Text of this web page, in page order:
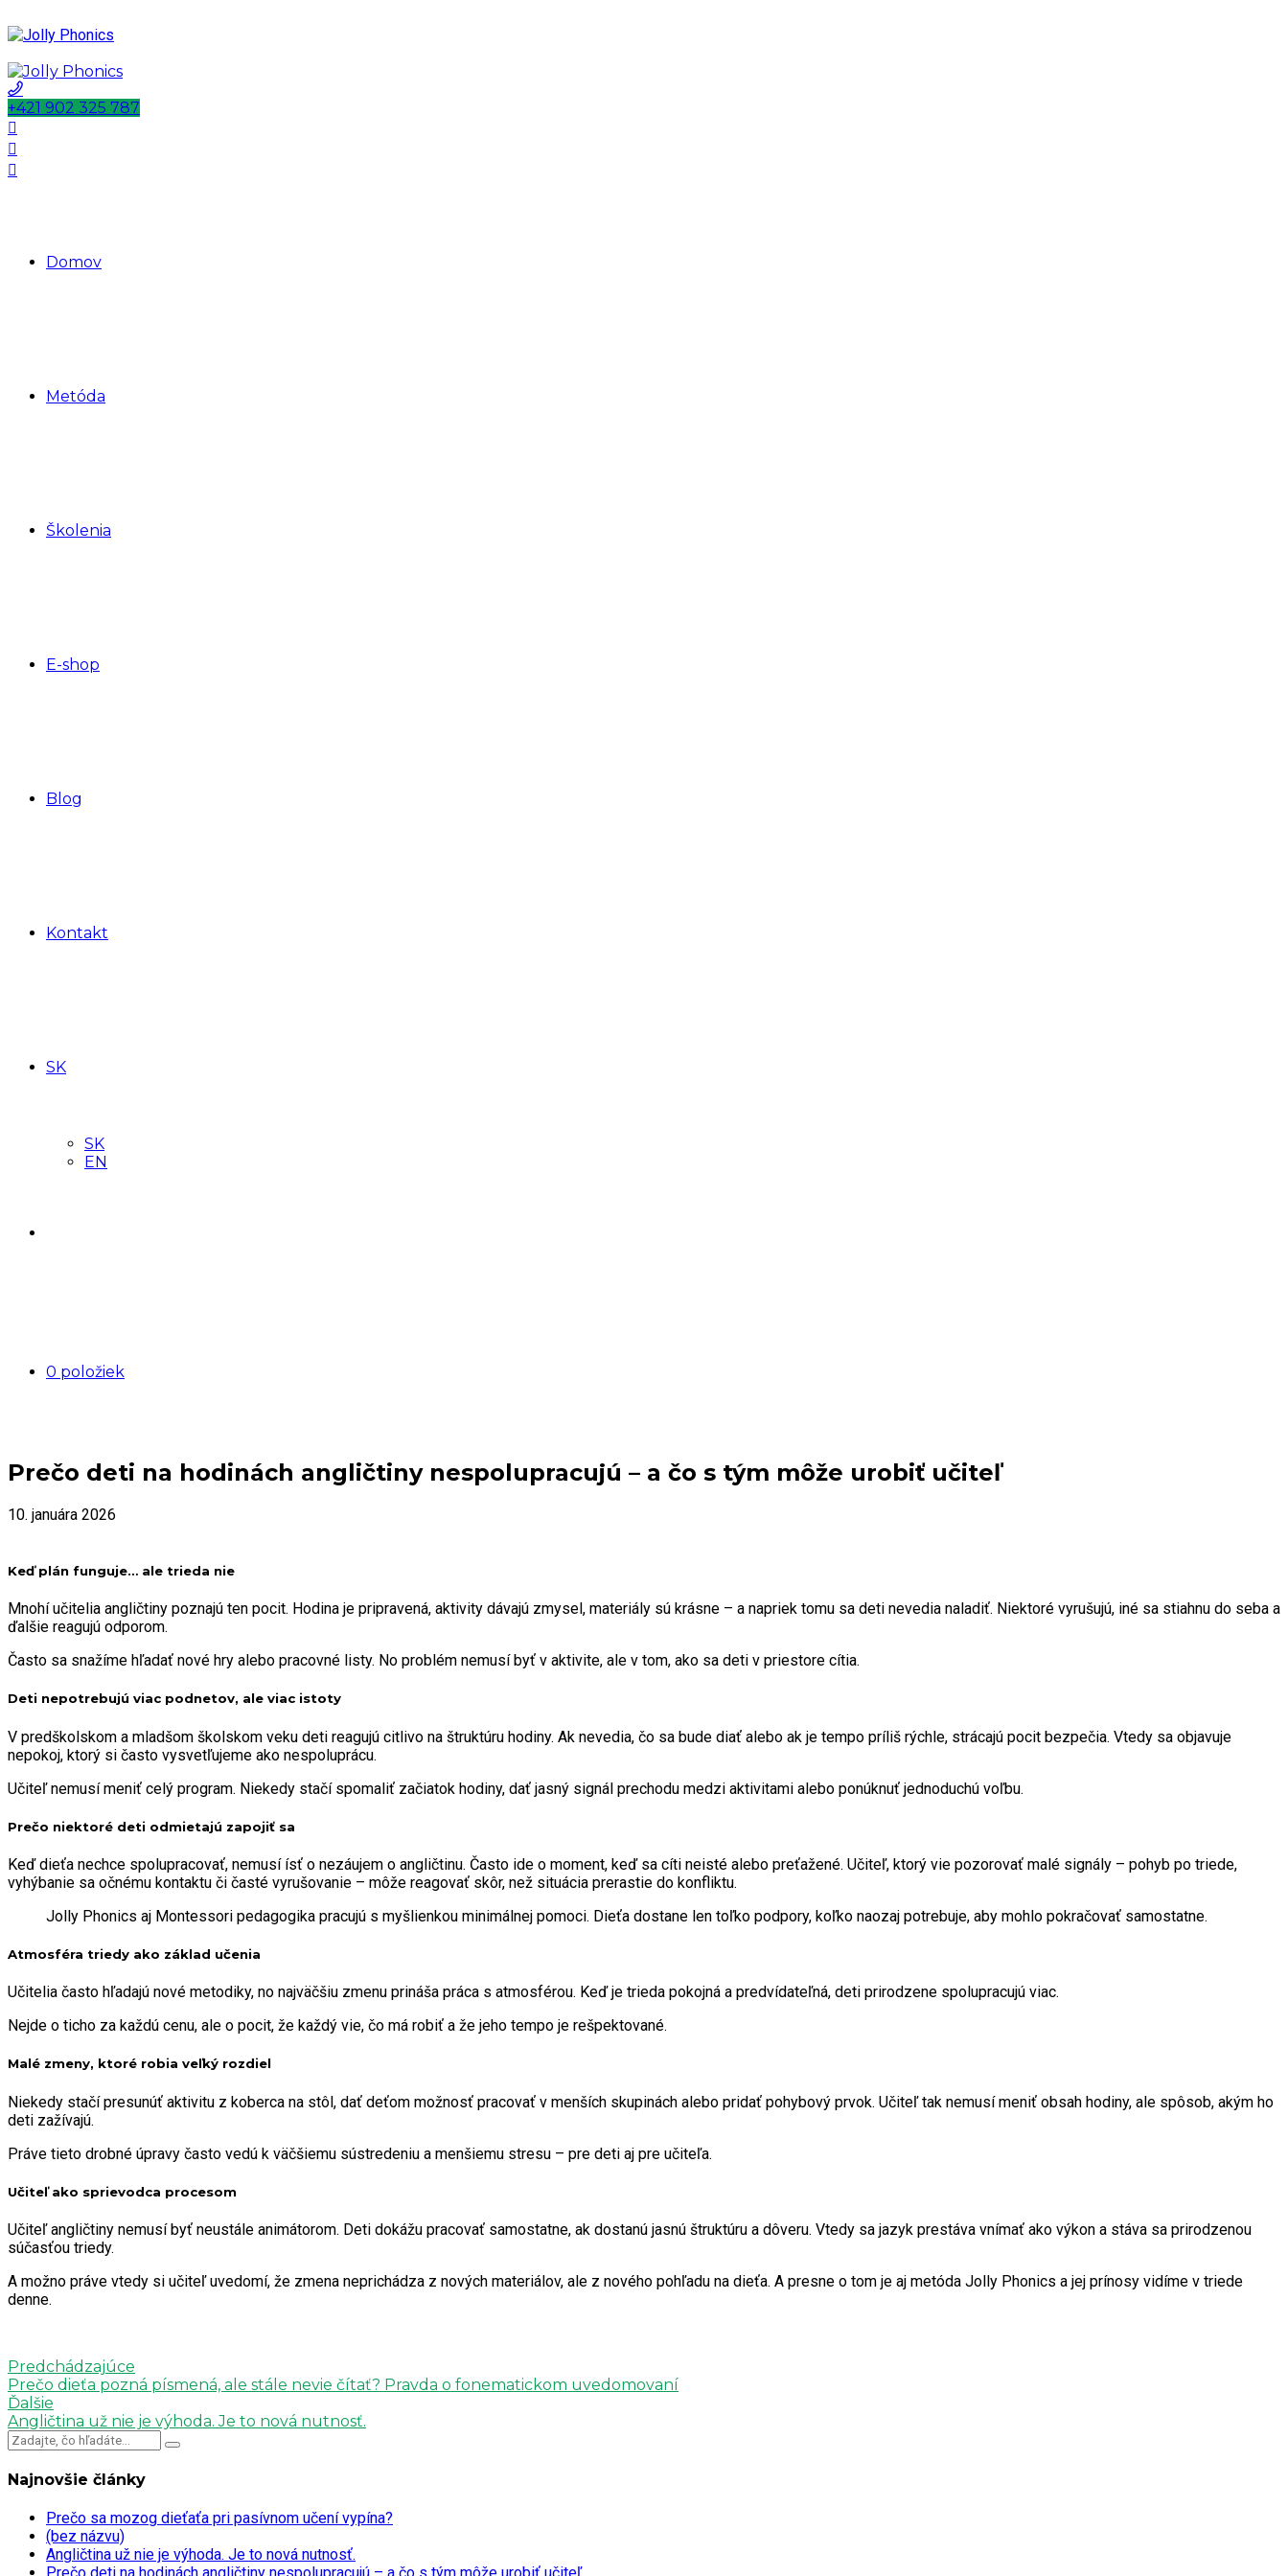
+421 902 325 787
Domov
Metóda
Školenia
E-shop
Blog
Kontakt
SK
SK
EN
0 položiek
Prečo deti na hodinách angličtiny nespolupracujú – a čo s tým môže urobiť učiteľ
10. januára 2026
Keď plán funguje… ale trieda nie
Mnohí učitelia angličtiny poznajú ten pocit. Hodina je pripravená, aktivity dávajú zmysel, materiály sú krásne – a napriek tomu sa deti nevedia naladiť. Niektoré vyrušujú, iné sa stiahnu do seba a
ďalšie reagujú odporom.
Často sa snažíme hľadať nové hry alebo pracovné listy. No problém nemusí byť v aktivite, ale v tom, ako sa deti v priestore cítia.
Deti nepotrebujú viac podnetov, ale viac istoty
V predškolskom a mladšom školskom veku deti reagujú citlivo na štruktúru hodiny. Ak nevedia, čo sa bude diať alebo ak je tempo príliš rýchle, strácajú pocit bezpečia. Vtedy sa objavuje
nepokoj, ktorý si často vysvetľujeme ako nespoluprácu.
Učiteľ nemusí meniť celý program. Niekedy stačí spomaliť začiatok hodiny, dať jasný signál prechodu medzi aktivitami alebo ponúknuť jednoduchú voľbu.
Prečo niektoré deti odmietajú zapojiť sa
Keď dieťa nechce spolupracovať, nemusí ísť o nezáujem o angličtinu. Často ide o moment, keď sa cíti neisté alebo preťažené. Učiteľ, ktorý vie pozorovať malé signály – pohyb po triede,
vyhýbanie sa očnému kontaktu či časté vyrušovanie – môže reagovať skôr, než situácia prerastie do konfliktu.
Jolly Phonics aj Montessori pedagogika pracujú s myšlienkou minimálnej pomoci. Dieťa dostane len toľko podpory, koľko naozaj potrebuje, aby mohlo pokračovať samostatne.
Atmosféra triedy ako základ učenia
Učitelia často hľadajú nové metodiky, no najväčšiu zmenu prináša práca s atmosférou. Keď je trieda pokojná a predvídateľná, deti prirodzene spolupracujú viac.
Nejde o ticho za každú cenu, ale o pocit, že každý vie, čo má robiť a že jeho tempo je rešpektované.
Malé zmeny, ktoré robia veľký rozdiel
Niekedy stačí presunúť aktivitu z koberca na stôl, dať deťom možnosť pracovať v menších skupinách alebo pridať pohybový prvok. Učiteľ tak nemusí meniť obsah hodiny, ale spôsob, akým ho
deti zažívajú.
Práve tieto drobné úpravy často vedú k väčšiemu sústredeniu a menšiemu stresu – pre deti aj pre učiteľa.
Učiteľ ako sprievodca procesom
Učiteľ angličtiny nemusí byť neustále animátorom. Deti dokážu pracovať samostatne, ak dostanú jasnú štruktúru a dôveru. Vtedy sa jazyk prestáva vnímať ako výkon a stáva sa prirodzenou
súčasťou triedy.
A možno práve vtedy si učiteľ uvedomí, že zmena neprichádza z nových materiálov, ale z nového pohľadu na dieťa. A presne o tom je aj metóda Jolly Phonics a jej prínosy vidíme v triede
denne.
Predchádzajúce
Prečo dieťa pozná písmená, ale stále nevie čítať? Pravda o fonematickom uvedomovaní
Ďalšie
Angličtina už nie je výhoda. Je to nová nutnosť.
Najnovšie články
Prečo sa mozog dieťaťa pri pasívnom učení vypína?
(bez názvu)
Angličtina už nie je výhoda. Je to nová nutnosť.